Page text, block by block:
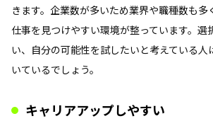
きます。企業数が多いため業界や職種数も多
仕事を見つけやすい環境が整っています。選
い、自分の可能性を試したいと考えている人
いているでしょう。
キャリアアップしやすい